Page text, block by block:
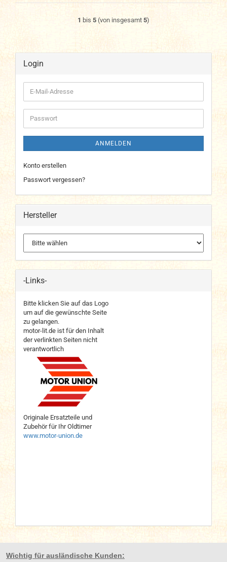
1 bis 5 (von insgesamt 5)
Login
E-
Mail-
Adresse
Passwort
ANMELDEN
Konto erstellen
Passwort vergessen?
Hersteller
-Links-
Bitte klicken Sie auf das Logo
um auf die gewünschte Seite
zu gelangen.
motor-lit.de ist für den Inhalt
der verlinkten Seiten nicht
verantwortlich
Originale Ersatzteile und
Zubehör für Ihr Oldtimer
www.motor-union.de
Wichtig für ausländische Kunden: